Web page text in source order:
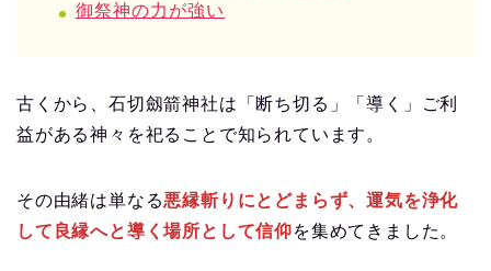
御祭神の力が強い
古くから、石切劔箭神社は「断ち切る」「導く」ご利
益がある神々を祀ることで知られています。
その由緒は単なる悪縁斬りにとどまらず、運気を浄化
して良縁へと導く場所として信仰を集めてきました。